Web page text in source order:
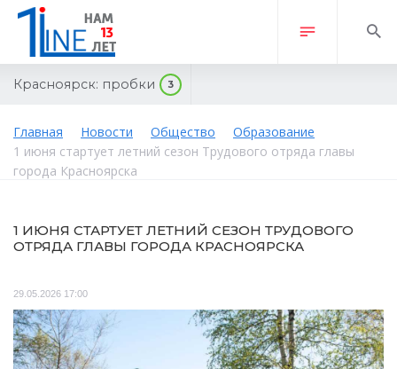
Красноярск: пробки 3
Главная Новости Общество
Образование
1 июня стартует летний сезон Трудового отряда главы
города Красноярска
1 ИЮНЯ СТАРТУЕТ ЛЕТНИЙ СЕЗОН ТРУДОВОГО
ОТРЯДА ГЛАВЫ ГОРОДА КРАСНОЯРСКА
29.05.2026 17:00